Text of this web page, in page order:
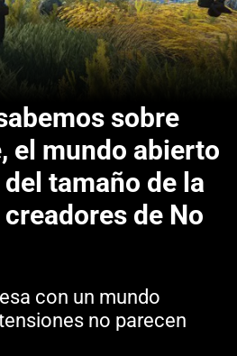
sobre
el mundo abierto
tamaño de la
de No
con un mundo
no parecen